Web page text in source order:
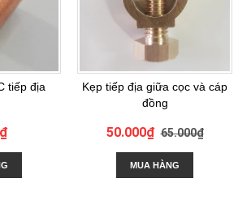
tiếp địa
Kẹp tiếp địa giữa cọc và cáp
đồng
50.000₫65.000₫
MUA HÀNG